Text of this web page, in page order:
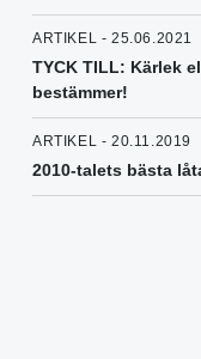
ARTIKEL - 25.06.2021
TYCK TILL: Kärlek
bestämmer!
ARTIKEL - 20.11.2019
2010-talets bästa